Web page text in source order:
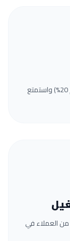
فعّل أكواد خصم مؤقتة لمناسبات معينة (خصم 20%) واستمتع
العملاء في